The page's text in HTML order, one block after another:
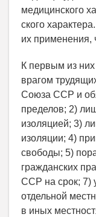
медицинского
ского
их применения,
К первым из
врагом
Союза ССР и
пределов; 2)
изоляцией; 3)
изоляции; 4)
свободы; 5)
гражданских
ССР на срок; 7)
отдельной
в иных